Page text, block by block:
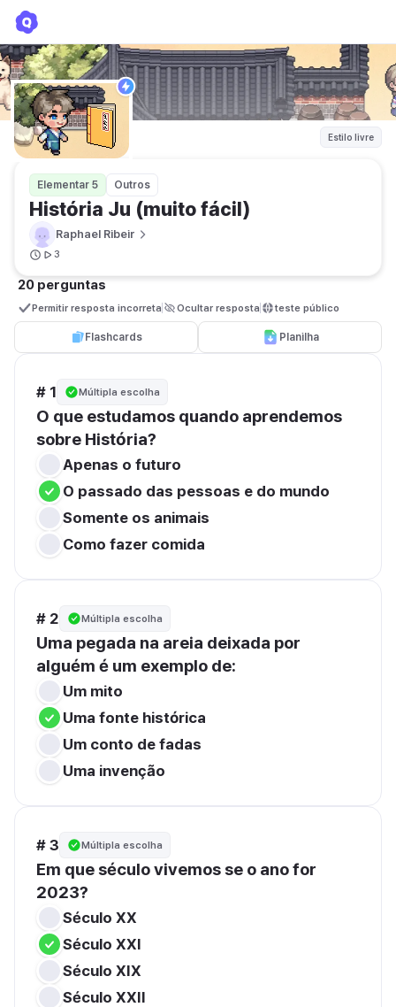
Estilo livre
Elementar 5 Outros
História Ju (muito fácil)
Raphael Ribeir
3
20 perguntas
Permitir resposta incorreta Ocultar resposta teste público
Flashcards Planilha
# 1 Múltipla escolha
O que estudamos quando aprendemos
sobre História?
Apenas o futuro
O passado das pessoas e do mundo
Somente os animais
Como fazer comida
# 2 Múltipla escolha
Uma pegada na areia deixada por
alguém é um exemplo de:
Um mito
Uma fonte histórica
Um conto de fadas
Uma invenção
# 3 Múltipla escolha
Em que século vivemos se o ano for
2023?
Século XX
Século XXI
Século XIX
Século XXII